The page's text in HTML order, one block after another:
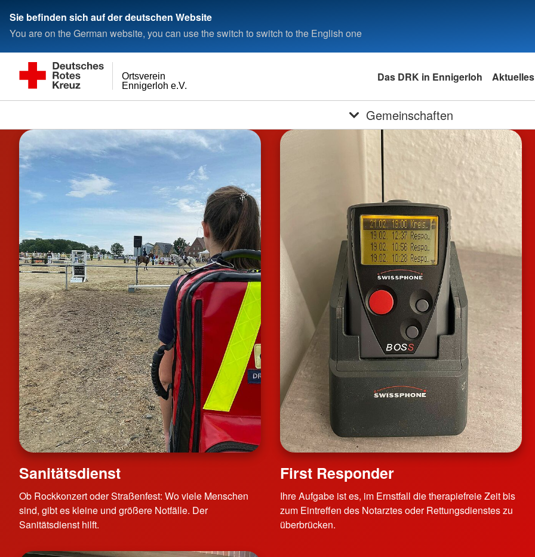
Sie befinden sich auf der deutschen Website
You are on the German website, you can use the switch to switch to the English one
Ennigerloh e.V.
Ortsverein Das DRK in Ennigerloh Aktuelles
Gemeinschaften
Sanitätsdienst
Ob Rockkonzert oder Straßenfest: Wo viele Menschen
sind, gibt es kleine und größere Notfälle. Der
Sanitätsdienst hilft.
First Responder
Ihre Aufgabe ist es, im Ernstfall die therapiefreie Zeit bis
zum Eintreffen des Notarztes oder Rettungsdienstes zu
überbrücken.